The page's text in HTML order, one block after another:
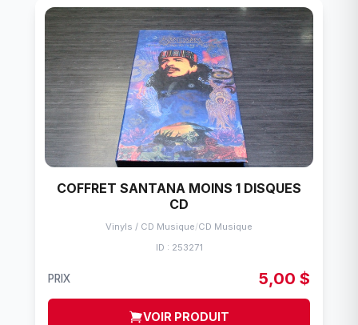
COFFRET SANTANA MOINS 1 DISQUES
CD
Vinyls / CD Musique/CD Musique
ID : 253271
PRIX 5,00 $
VOIR PRODUIT